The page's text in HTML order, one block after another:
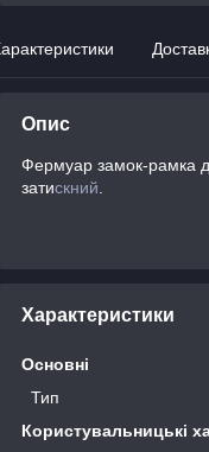
Опис
Фермуар замок-рамка
затискний
Характеристики
Основні
Тип
Користувальницькі